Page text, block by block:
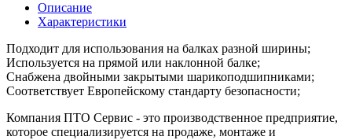
Описание
Характеристики
Подходит для использования на балках разной ширины;
Используется на прямой или наклонной балке;
Снабжена двойными закрытыми шарикоподшипниками;
Соответствует Европейскому стандарту безопасности;
Компания ПТО Сервис - это производственное предприятие,
которое специализируется на продаже, монтаже и